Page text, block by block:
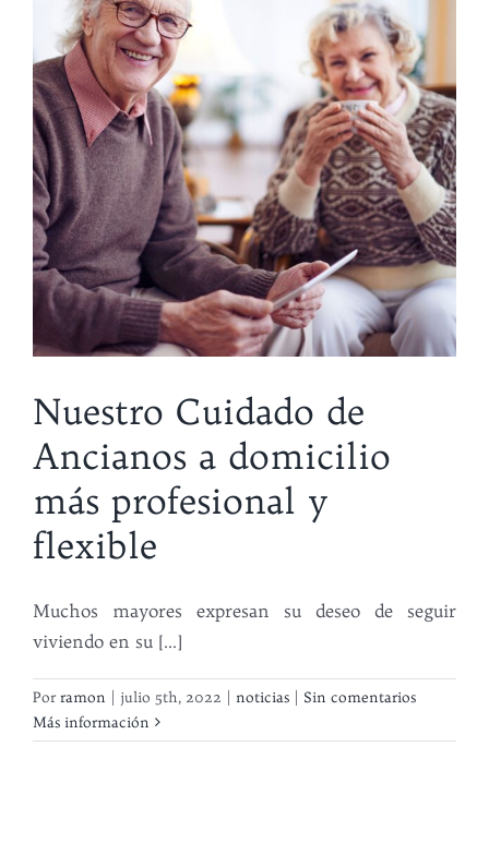
Nuestro Cuidado de
Ancianos a domicilio
más profesional y
flexible
Muchos mayores expresan su deseo de seguir
viviendo en su [...]
Porramon julio 5th, 2022 noticias
Sin comentarios
Más información